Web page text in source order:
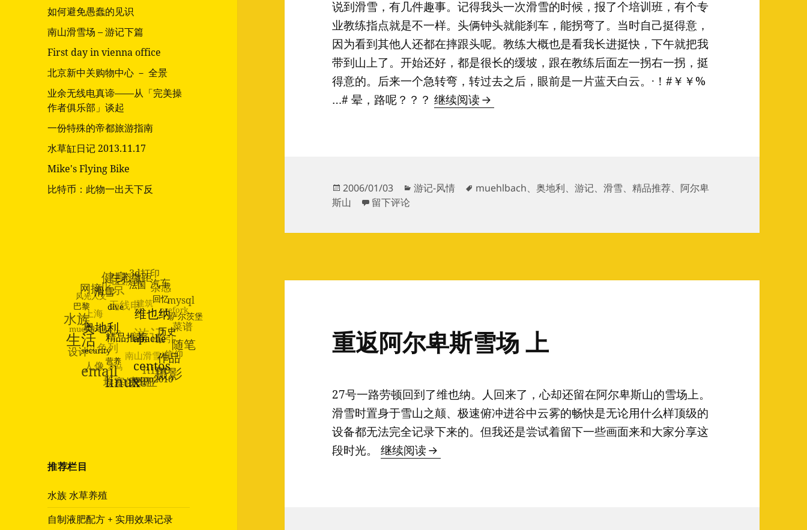
如何避免愚蠢的见识
南山滑雪场 – 游记下篇
First day in vienna office
北京新中关购物中心 － 全景
业余无线电真谛——从「完美操
作者俱乐部」谈起
一份特殊的帝都旅游指南
水草缸日记 2013.11.17
Mike's Flying Bike
比特币：此物一出天下反
法国
生态微距
滑雪
dive 维也纳
回忆
汽车
3d打印
健身
网摘
巴黎
奥地利
精品推荐apache历史
萨尔茨堡
mysql
杂感
济南
北京
风光人文
水族
生活
security
营养
centos作品
随笔
菜谱
prefork
建筑
无线电
上海
muehlbach
设计
email
linuxexpo2010
摄影
信仰
索引
游记
run
以色列
人像
埃塞俄比亚
美国
nino
南山滑雪场
罗马
推荐栏目
水族 水草养殖
自制液肥配方 + 实用效果记录
说到滑雪，有几件趣事。记得我头一次滑雪的时候，报了个培训班，有个专
业教练指点就是不一样。头俩钟头就能刹车，能拐弯了。当时自己挺得意，
因为看到其他人还都在摔跟头呢。教练大概也是看我长进挺快，下午就把我
带到山上了。开始还好，都是很长的缓坡，跟在教练后面左一拐右一拐，挺
得意的。后来一个急转弯，转过去之后，眼前是一片蓝天白云。·！#￥￥%
…# 晕，路呢？？？继续阅读重返阿尔卑斯雪场 下
发
布
2006/01/03
分
游记-风情
标
muehlbach、奥地利、游记、滑雪、精品推荐、 阿尔卑
斯山
于重返阿尔卑斯雪场 下
留下评论
重返阿尔卑斯雪场 上
27号一路劳顿回到了维也纳。人回来了，心却还留在阿尔卑斯山的雪场上。
滑雪时置身于雪山之颠、极速俯冲进谷中云雾的畅快是无论用什么样顶级的
设备都无法完全记录下来的。但我还是尝试着留下一些画面来和大家分享这
段时光。继续阅读重返阿尔卑斯雪场 上